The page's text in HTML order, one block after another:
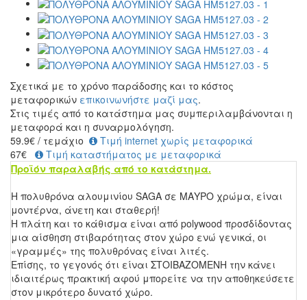
Σχετικά με το χρόνο παράδοσης και το κόστος
μεταφορικών επικοινωνήστε μαζί μας.
Στις τιμές από το κατάστημα μας συμπεριλαμβάνονται η
μεταφορά και η συναρμολόγηση.
59.9€ / τεμάχιο
Τιμή internet χωρίς μεταφορικά
67€
Τιμή καταστήματος με μεταφορικά
Προϊόν παραλαβής από το κατάστημα.
Η πολυθρόνα αλουμινίου SAGA σε ΜΑΥΡΟ χρώμα, είναι
μοντέρνα, άνετη και σταθερή!
Η πλάτη και το κάθισμα είναι από polywood προσδίδοντας
μια αίσθηση στιβαρότητας στον χώρο ενώ γενικά, οι
«γραμμές» της πολυθρόνας είναι λιτές.
Επίσης, το γεγονός ότι είναι ΣΤΟΙΒΑΖΟΜΕΝΗ την κάνει
ιδιαιτέρως πρακτική αφού μπορείτε να την αποθηκεύσετε
στον μικρότερο δυνατό χώρο.